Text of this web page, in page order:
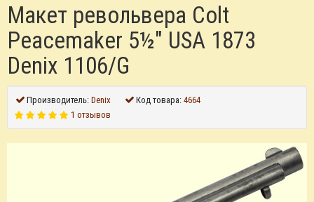
Макет револьвера Colt
Peacemaker 5½" USA 1873
Denix 1106/G
Производитель:Denix Код товара:4664
1 отзывов